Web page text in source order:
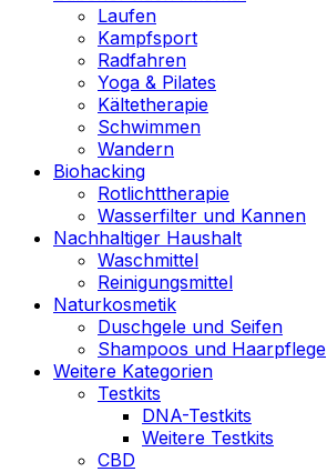
Laufen
Kampfsport
Radfahren
Yoga & Pilates
Kältetherapie
Schwimmen
Wandern
Biohacking
Rotlichttherapie
Wasserfilter und Kannen
Nachhaltiger Haushalt
Waschmittel
Reinigungsmittel
Naturkosmetik
Duschgele und Seifen
Shampoos und Haarpflege
Weitere Kategorien
Testkits
DNA-Testkits
Weitere Testkits
CBD